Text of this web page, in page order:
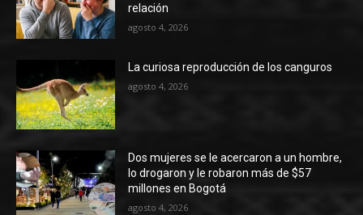
relación
agosto 4, 2026
La curiosa reproducción de los canguros
agosto 4, 2026
Dos mujeres se le acercaron a un hombre,
lo drogaron y le robaron más de $57
millones en Bogotá
agosto 4, 2026